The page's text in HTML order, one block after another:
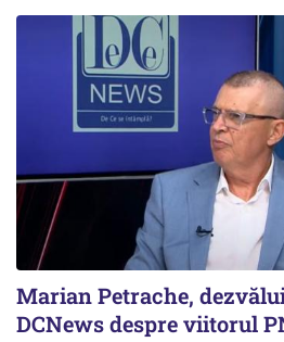
Marian Petrache,
DCNews despre viitorul